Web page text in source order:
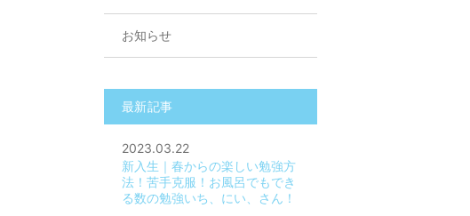
お知らせ
最新記事
2023.03.22
新入生｜春からの楽しい勉強方
法！苦手克服！お風呂でもでき
る数の勉強いち、にい、さん！